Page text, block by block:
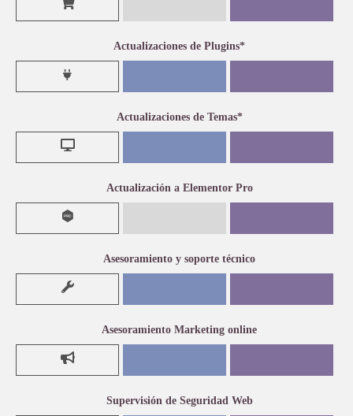
Actualizaciones de Plugins*
Actualizaciones de Temas*
Actualización a Elementor Pro
Asesoramiento y soporte técnico
Asesoramiento Marketing online
Supervisión de Seguridad Web